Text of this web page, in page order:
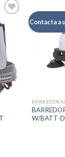
a la
lista de
deseos
Contacta a
W/BATT-